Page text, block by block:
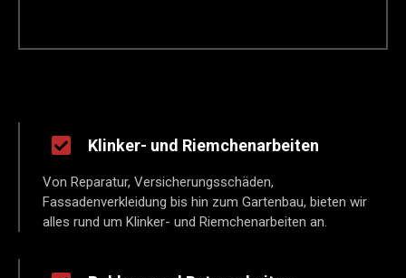
Klinker- und Riemchenarbeiten
Von Reparatur, Versicherungsschäden,
Fassadenverkleidung bis hin zum Gartenbau, bieten wir
alles rund um Klinker- und Riemchenarbeiten an.